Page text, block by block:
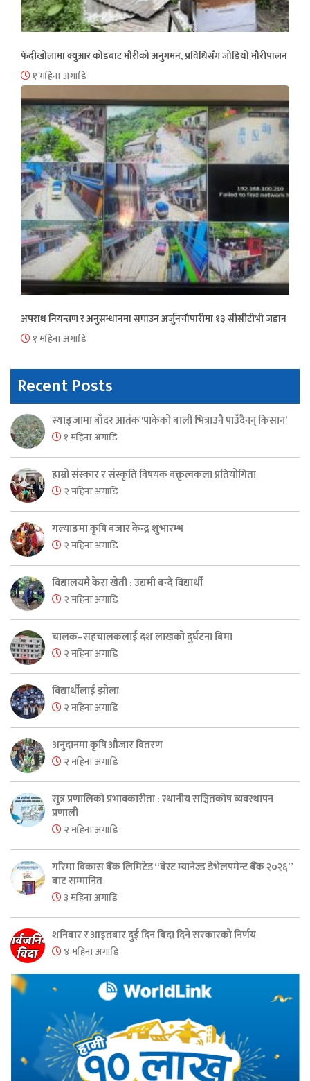
फेदीखोलामा क्युआर कोडबाट मौरीको अनुगमन, प्रविधिसँग जोडियो मौरीपालन
१ महिना अगाडि
अपराध नियन्त्रण र अनुसन्धानमा सघाउन अर्जुनचौपारीमा १३ सीसीटीभी जडान
१ महिना अगाडि
Recent Posts
स्याङ्जामा बाँदर आतंक ‘पाकेको बाली भित्राउनै पाउँदैनन् किसान’
१ महिना अगाडि
हाम्रो संस्कार र संस्कृति विषयक वक्तृत्वकला प्रतियोगिता
२ महिना अगाडि
गल्याङमा कृषि बजार केन्द्र शुभारम्भ
२ महिना अगाडि
विद्यालयमै केरा खेती : उद्यमी बन्दै विद्यार्थी
२ महिना अगाडि
चालक–सहचालकलाई दश लाखको दुर्घटना बिमा
२ महिना अगाडि
विद्यार्थीलाई झोला
२ महिना अगाडि
अनुदानमा कृषि औजार वितरण
२ महिना अगाडि
सुत्र प्रणालिको प्रभावकारीता : स्थानीय सञ्चितकोष व्यवस्थापन
प्रणाली
२ महिना अगाडि
गरिमा विकास बैंक लिमिटेड “बेस्ट म्यानेज्ड डेभेलपमेन्ट बैंक २०२६”
बाट सम्मानित
३ महिना अगाडि
शनिबार र आइतबार दुई दिन बिदा दिने सरकारको निर्णय
४ महिना अगाडि